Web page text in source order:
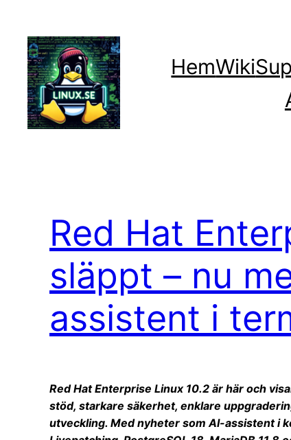
innehåll
HemWiki
Red Hat
släppt – nu
assistent i
Red Hat Enterprise Linux 10.2 är här och
stöd, starkare säkerhet, enklare
utveckling. Med nyheter som AI-assistent i